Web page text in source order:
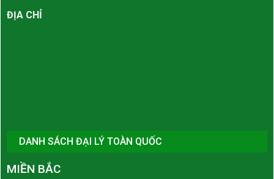
ĐỊA CHỈ
DANH SÁCH ĐẠI LÝ TOÀN QUỐC
MIỀN BẮC